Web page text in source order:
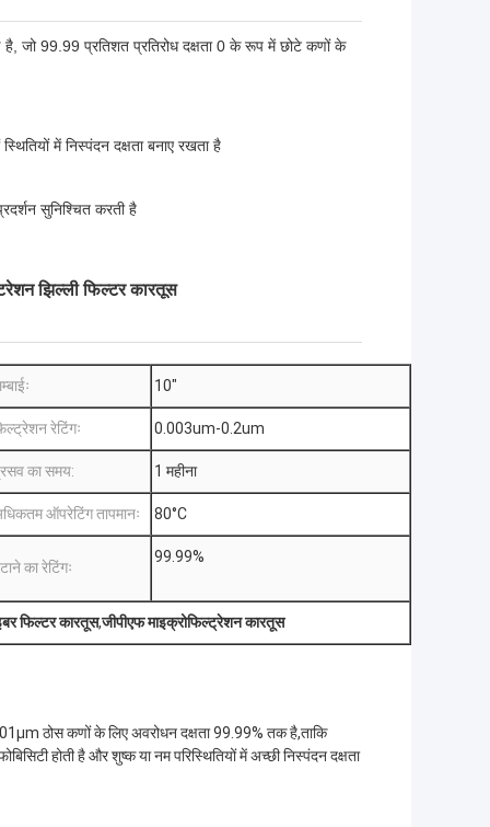
है, जो 99.99 प्रतिशत प्रतिरोध दक्षता 0 के रूप में छोटे कणों के
में निस्पंदन दक्षता बनाए रखता है
सुनिश्चित करती है
झिल्ली फिल्टर कारतूस
10"
रेटिंगः 0.003um-0.2um
का समय: 1 महीना
ऑपरेटिंग तापमानः 80°C
का रेटिंगः
99.99%
फिल्टर कारतूस,जीपीएफ माइक्रोफिल्ट्रेशन कारतूस
ठोस कणों के लिए अवरोधन दक्षता 99.99% तक है,ताकि
होती है और शुष्क या नम परिस्थितियों में अच्छी निस्पंदन दक्षता